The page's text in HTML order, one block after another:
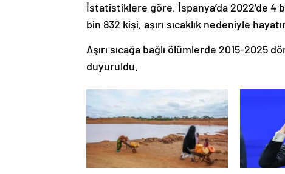
İstatistiklere göre, İspanya’da 2022’de 4
bin 832 kişi, aşırı sıcaklık nedeniyle
Aşırı sıcağa bağlı ölümlerde 2015-2025
duyuruldu.